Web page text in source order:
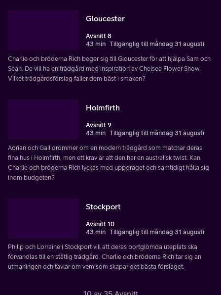
Gloucester
Avsnitt 8
43 min Tillgänglig till måndag 31 augusti
Charlie och bröderna Rich beger sig till Gloucester för att hjälpa Sam och
Sean. De vill ha en trädgård med inspiration av Chelsea Flower Show.
Vilket trädgårdsförslag faller dem bäst i smaken?
Holmfirth
Avsnitt 9
43 min Tillgänglig till måndag 31 augusti
Adrian och Gail drömmer om en modern trädgård som matchar deras
fina hus i Holmfirth, men ett krav är att den har en australisk twist. Kan
Charlie och bröderna Rich lyckas med uppdraget och samtidigt hålla sig
inom budgeten?
Stockport
Avsnitt 10
43 min Tillgänglig till måndag 31 augusti
Philip och Lorraine i Stockport vill att deras bortglömda uteplats ska
förvandlas till en ståtlig trädgård. Charlie och bröderna Rich tar sig an
utmaningen och tävlar om vem som skapar det bästa förslaget.